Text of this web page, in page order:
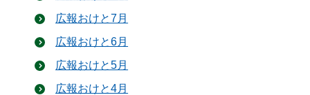
広報おけと7月
広報おけと6月
広報おけと5月
広報おけと4月